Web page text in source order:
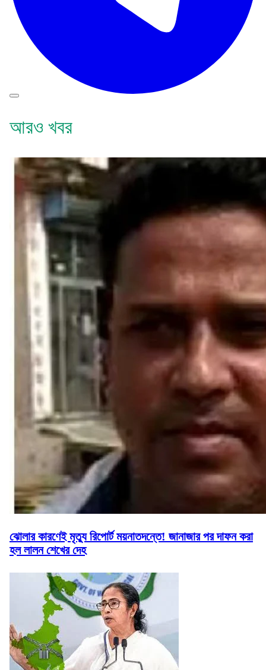
আরও খবর
ঝোলার কারণেই মৃত্যু রিপোর্ট ময়নাতদন্তে! জানাজার পর দাফন করা
হল লালন শেখের দেহ